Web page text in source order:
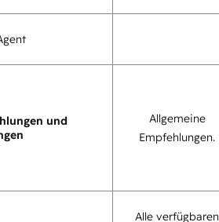
und
Allgemeine
Empfehlungen.
Alle verfügbaren